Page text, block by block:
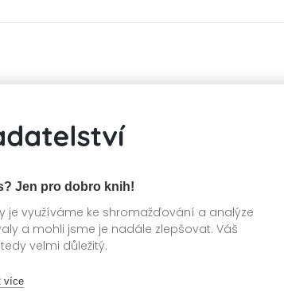
Jen pro dobro knih!
je využíváme ke shromažďování a analýze
a mohli jsme je nadále zlepšovat. Váš
velmi důležitý.
více